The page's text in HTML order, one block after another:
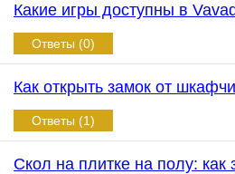
Какие игры доступны в
Ответы (0)
Как открыть замок от
Ответы (1)
Скол на плитке на полу: как